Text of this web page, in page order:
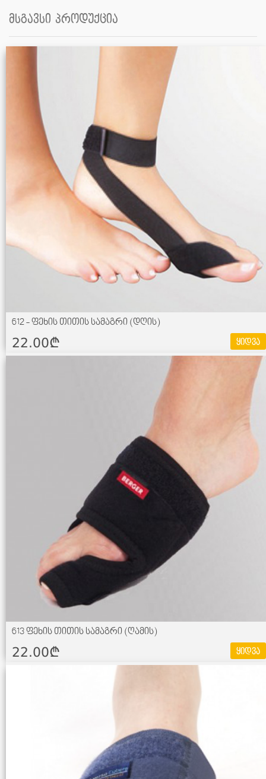
მსგავსი პროდუქცია
612 - ფეხის თითის სამაგრი (დღის)
22.00¢ ყიდვა
613 ფეხის თითის სამაგრი (ღამის)
22.00¢ ყიდვა